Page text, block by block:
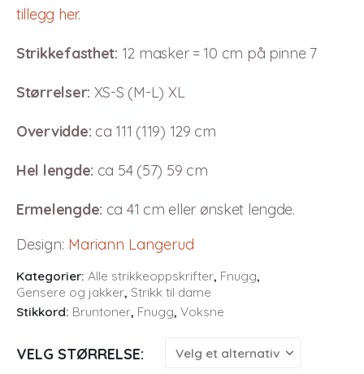
tillegg her.
Strikkefasthet: 12 masker = 10 cm på pinne 7
Størrelser: XS-S (M-L) XL
Overvidde: ca 111 (119) 129 cm
Hel lengde: ca 54 (57) 59 cm
Ermelengde: ca 41 cm eller ønsket lengde.
Design: Mariann Langerud
Kategorier: Alle strikkeoppskrifter, Fnugg,
Gensere og jakker, Strikk til dame
Stikkord: Bruntoner, Fnugg, Voksne
VELG STØRRELSE